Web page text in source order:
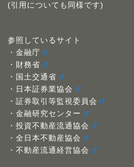
(引用についても同様です)
参照しているサイト
・金融庁
・財務省
・国土交通省
・日本証券業協会
・証券取引等監視委員会
・金融研究センター
・投資不動産流通協会
・全日本不動産協会
・不動産流通経営協会